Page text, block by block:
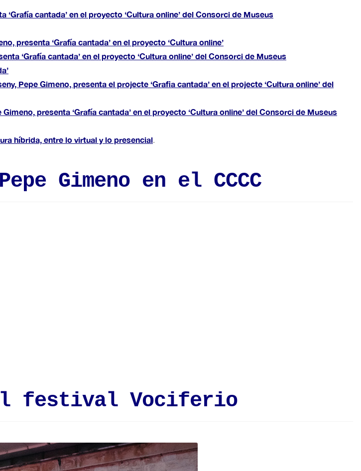
cantada’ en el proyecto ‘Cultura online’ del Consorci de Museus
presenta ‘Grafía cantada’ en el proyecto ‘Cultura online’
‘Grafía cantada’ en el proyecto ‘Cultura online’ del Consorci de Museus
Pepe Gimeno, presenta el projecte ‘Grafia cantada’ en el projecte ‘Cultura online’ del
presenta ‘Grafía cantada’ en el proyecto ‘Cultura online’ del Consorci de Museus
híbrida, entre lo virtual y lo presencial.
Gimeno en el CCCC
el festival Vociferio